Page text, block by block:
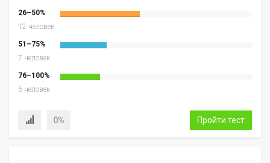
26–50%
12 человек
51–75%
7 человек
76–100%
6 человек
0% Пройти тест